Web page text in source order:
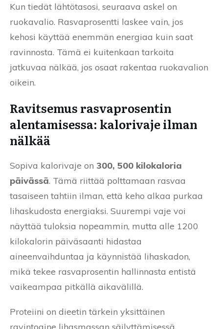
Kun tiedät lähtötasosi, seuraava askel on
ruokavalio. Rasvaprosentti laskee vain, jos
kehosi käyttää enemmän energiaa kuin saat
ravinnosta. Tämä ei kuitenkaan tarkoita
jatkuvaa nälkää, jos osaat rakentaa ruokavalion
oikein.
Ravitsemus rasvaprosentin
alentamisessa: kalorivaje ilman
nälkää
Sopiva kalorivaje on 300, 500 kilokaloria
päivässä. Tämä riittää polttamaan rasvaa
tasaiseen tahtiin ilman, että keho alkaa purkaa
lihaskudosta energiaksi. Suurempi vaje voi
näyttää tuloksia nopeammin, mutta alle 1200
kilokalorin päiväsaanti hidastaa
aineenvaihduntaa ja käynnistää lihaskadon,
mikä tekee rasvaprosentin hallinnasta entistä
vaikeampaa pitkällä aikavälillä.
Proteiini on dieetin tärkein yksittäinen
ravintoaine lihasmassan säilyttämisessä.